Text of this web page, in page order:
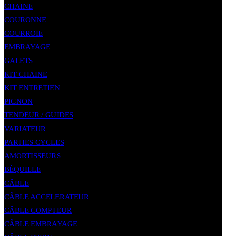
CHAINE
COURONNE
COURROIE
EMBRAYAGE
GALETS
KIT CHAINE
KIT ENTRETIEN
PIGNON
TENDEUR / GUIDES
VARIATEUR
PARTIES CYCLES
AMORTISSEURS
BÉQUILLE
CÂBLE
CÂBLE ACCELERATEUR
CÂBLE COMPTEUR
CÂBLE EMBRAYAGE